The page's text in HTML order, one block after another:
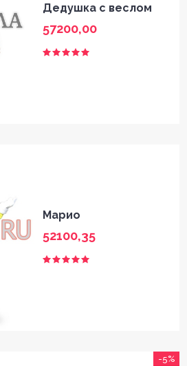
Дедушка с веслом
57200,00
Марио
52100,35
-5%